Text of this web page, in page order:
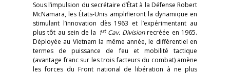
Sous l’impulsion du secrétaire d’État à la Défense Robert
McNamara, les États-Unis amplifieront la dynamique en
stimulant l’innovation dès 1963 et l’expérimentant au
plus tôt au sein de la 1stCav. Divisionrecréée en 1965.
Déployée au Vietnam la même année, le différentiel en
termes de puissance de feu et mobilité tactique
(avantage franc sur les trois facteurs du combat) amène
les forces du Front national de libération à ne plus